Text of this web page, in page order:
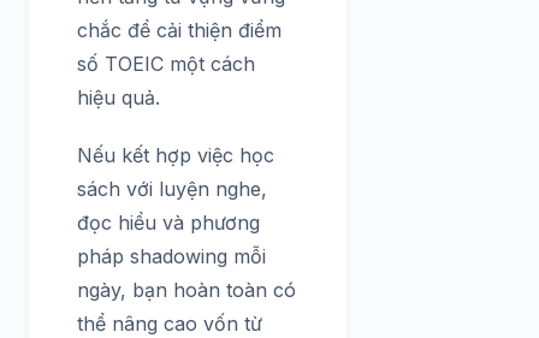
chắc để cải thiện điểm
số TOEIC một cách
hiệu quả.
Nếu kết hợp việc học
sách với luyện nghe,
đọc hiểu và phương
pháp shadowing mỗi
ngày, bạn hoàn toàn có
thể nâng cao vốn từ